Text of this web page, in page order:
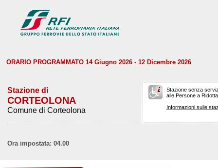
ORARIO PROGRAMMATO 14 Giugno 2026 - 12 Dicembre 2026
Stazione di
CORTEOLONA
Comune di Corteolona
Stazione senza
alle Persone a
Informazioni sulle
Ora impostata: 04.00